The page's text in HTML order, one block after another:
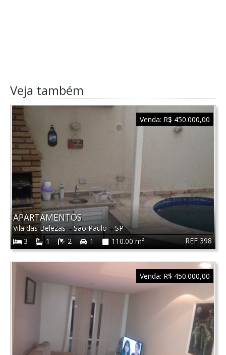
Veja também
REF 398
APARTAMENTOS
Vila das Belezas–São Paulo – SP
3
1 2 1 110.00 m²
Venda: R$ 450.000,00
Venda: R$ 450.000,00